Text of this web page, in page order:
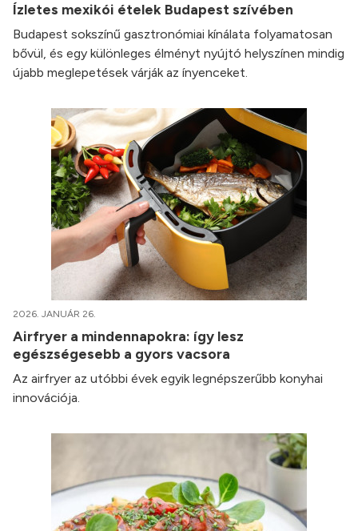
Ízletes mexikói ételek Budapest szívében
Budapest sokszínű gasztronómiai kínálata folyamatosan
bővül, és egy különleges élményt nyújtó helyszínen mindig
újabb meglepetések várják az ínyenceket.
2026. JANUÁR 26.
Airfryer a mindennapokra: így lesz
egészségesebb a gyors vacsora
Az airfryer az utóbbi évek egyik legnépszerűbb konyhai
innovációja.